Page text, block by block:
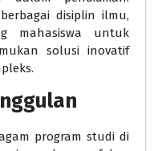
disiplin ilmu,
mahasiswa untuk
solusi inovatif
program studi di